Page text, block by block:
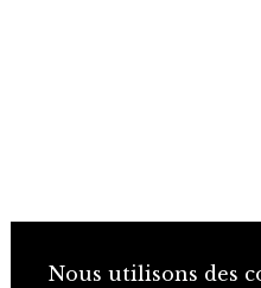
Nous utilisons des